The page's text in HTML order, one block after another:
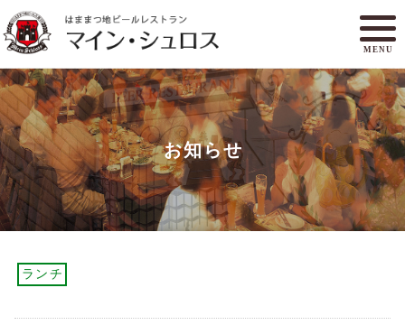
MENU
メニュー
ランチ
アクセスマップ
マイン・シュロスとは
オンラインショップ
お知らせ
ランチ